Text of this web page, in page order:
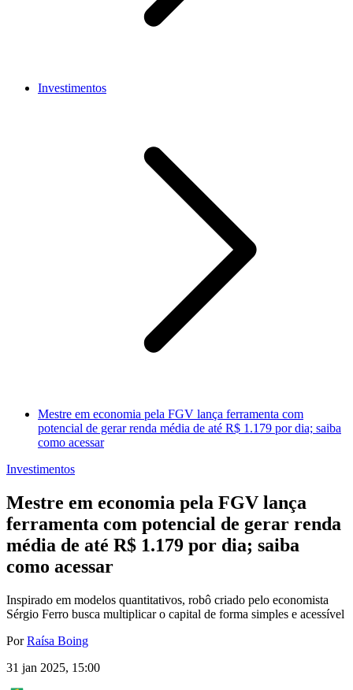
Investimentos
Mestre em economia pela FGV lança ferramenta com
potencial de gerar renda média de até R$ 1.179 por dia; saiba
como acessar
Investimentos
Mestre em economia pela FGV lança
ferramenta com potencial de gerar renda
média de até R$ 1.179 por dia; saiba
como acessar
Inspirado em modelos quantitativos, robô criado pelo economista
Sérgio Ferro busca multiplicar o capital de forma simples e acessível
PorRaísa Boing
31 jan 2025, 15:00